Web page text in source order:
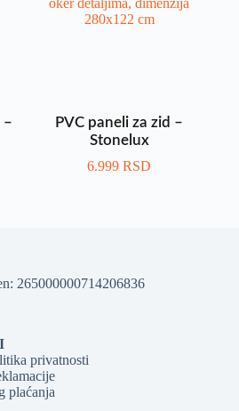
–
PVC paneli za zid –
Stonelux
6.999RSD
265000000714206836
privatnosti
plaćanja